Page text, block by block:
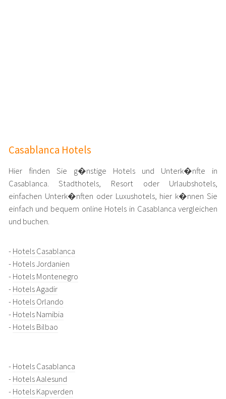
Casablanca Hotels
Hier finden Sie g�nstige Hotels und Unterk�nfte in
Casablanca. Stadthotels, Resort oder Urlaubshotels,
einfachen Unterk�nften oder Luxushotels, hier k�nnen Sie
einfach und bequem online Hotels in Casablanca vergleichen
und buchen.
-Hotels Casablanca
-Hotels Jordanien
-Hotels Montenegro
-Hotels Agadir
-Hotels Orlando
-Hotels Namibia
-Hotels Bilbao
-Hotels Casablanca
-Hotels Aalesund
-Hotels Kapverden